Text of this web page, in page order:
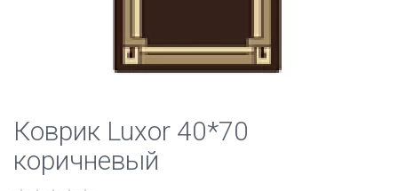
Коврик Luxor 40*70
коричневый